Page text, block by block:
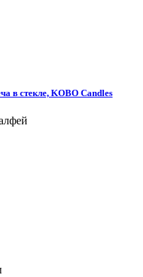
в стекле, KOBO Candles